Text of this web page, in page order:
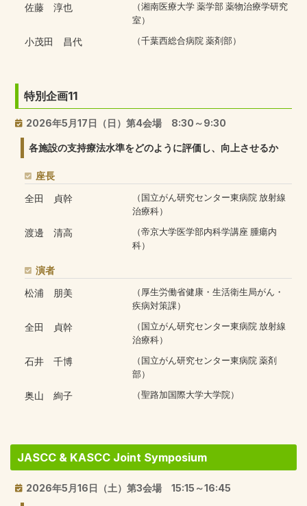
佐藤 淳也
（湘南医療大学 薬学部 薬物治療学研究
室）
小茂田 昌代 （千葉西総合病院 薬剤部）
特別企画11
2026年5月17日（日）第4会場 8:30～9:30
各施設の支持療法水準をどのように評価し、向上させるか
座長
全田 貞幹
（国立がん研究センター東病院 放射線
治療科）
渡邊 清高
（帝京大学医学部内科学講座 腫瘍内
科）
演者
松浦 朋美
（厚生労働省健康・生活衛生局がん・
疾病対策課）
全田 貞幹
（国立がん研究センター東病院 放射線
治療科）
石井 千博
（国立がん研究センター東病院 薬剤
部）
奥山 絢子 （聖路加国際大学大学院）
JASCC & KASCC Joint Symposium
2026年5月16日（土）第3会場 15:15～16:45